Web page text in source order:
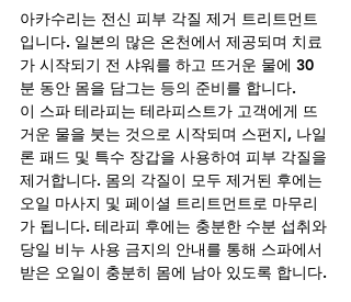
아카수리는 전신 피부 각질 제거 트리트먼트
입니다. 일본의 많은 온천에서 제공되며 치료
가 시작되기 전 샤워를 하고 뜨거운 물에 30
분 동안 몸을 담그는 등의 준비를 합니다.
이 스파 테라피는 테라피스트가 고객에게 뜨
거운 물을 붓는 것으로 시작되며 스펀지, 나일
론 패드 및 특수 장갑을 사용하여 피부 각질을
제거합니다. 몸의 각질이 모두 제거된 후에는
오일 마사지 및 페이셜 트리트먼트로 마무리
가 됩니다. 테라피 후에는 충분한 수분 섭취와
당일 비누 사용 금지의 안내를 통해 스파에서
받은 오일이 충분히 몸에 남아 있도록 합니다.